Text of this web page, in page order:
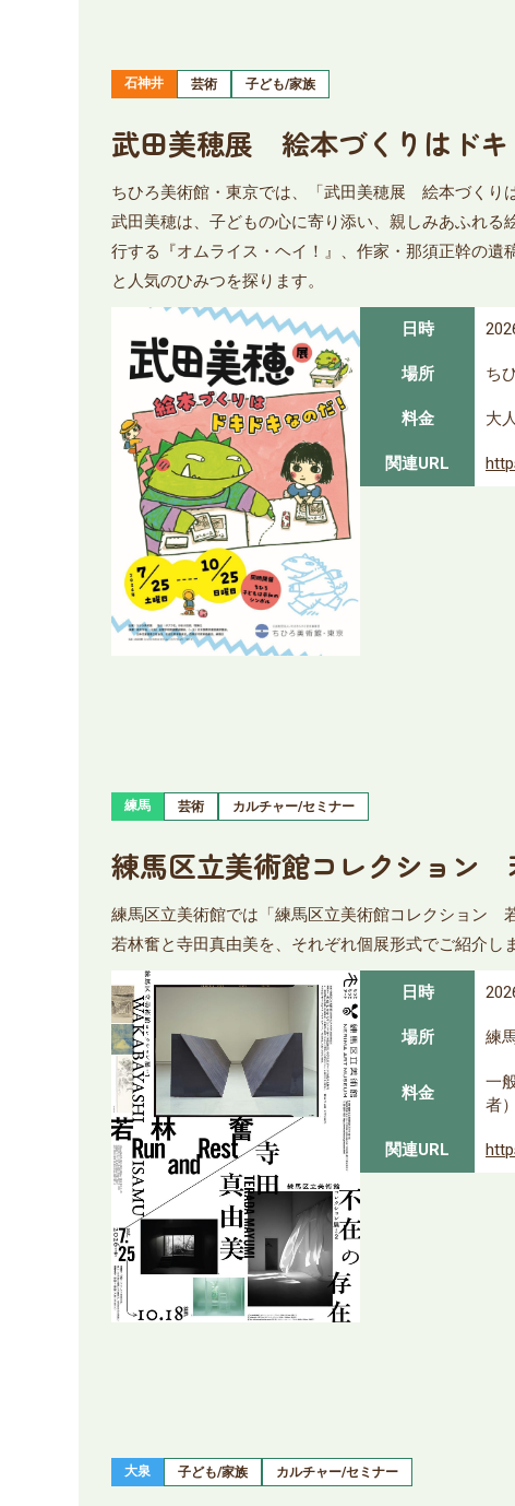
石神井 芸術 子ども/家族
武田美穂展 絵本づくりはドキ
ちひろ美術館・東京では、「武田美穂展 絵本づくり
武田美穂は、子どもの心に寄り添い、親しみあふれ
行する『オムライス・ヘイ！』、作家・那須正幹の
と人気のひみつを探ります。
日時
場所
ち
料金
大
関連URL
練馬 芸術 カルチャー/セミナー
練馬区立美術館コレクション
練馬区立美術館では「練馬区立美術館コレクション
若林奮と寺田真由美を、それぞれ個展形式でご紹介しま
日時
場所
練
料金
一
者
関連URL
大泉 子ども/家族 カルチャー/セミナー